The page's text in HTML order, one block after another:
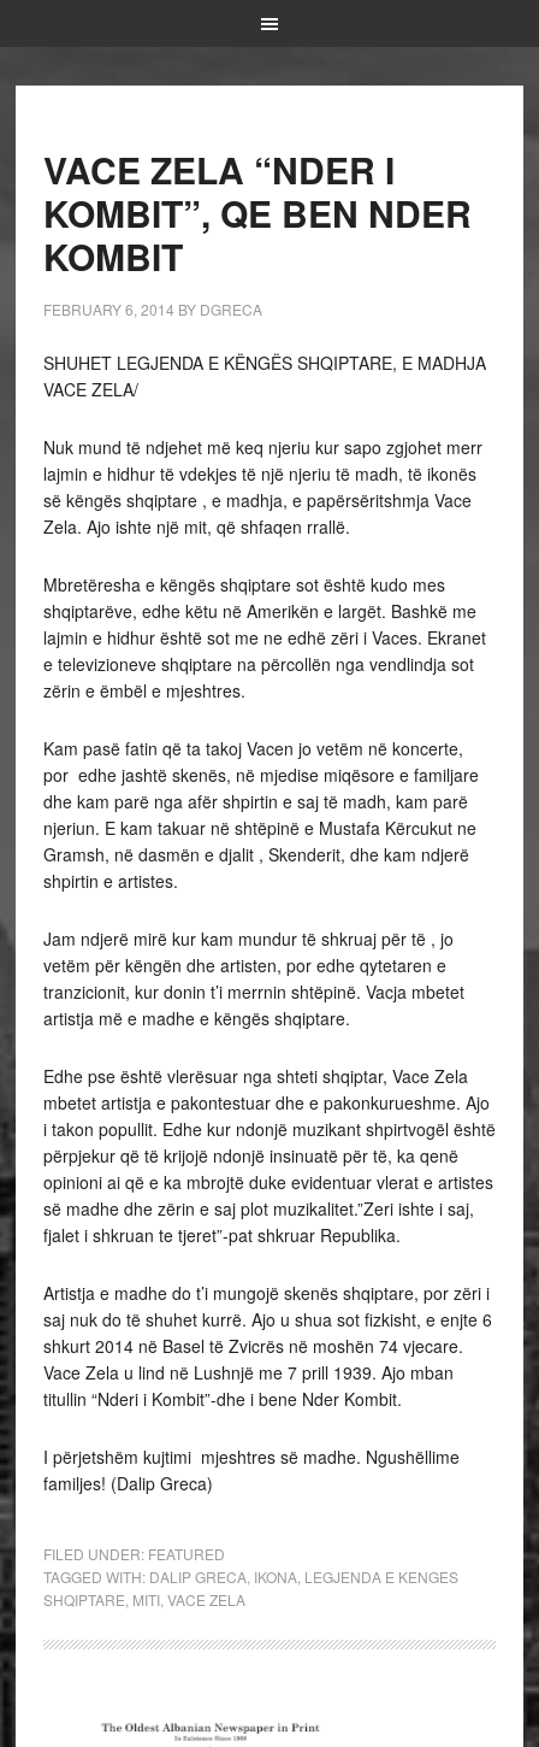
VACE ZELA “NDER I
KOMBIT”, QE BEN NDER
KOMBIT
FEBRUARY 6, 2014 BY DGRECA
SHUHET LEGJENDA E KËNGËS SHQIPTARE, E MADHJA
VACE ZELA/
Nuk mund të ndjehet më keq njeriu kur sapo zgjohet merr
lajmin e hidhur të vdekjes të një njeriu të madh, të ikonës
së këngës shqiptare , e madhja, e papërsëritshmja Vace
Zela. Ajo ishte një mit, që shfaqen rrallë.
Mbretëresha e këngës shqiptare sot është kudo mes
shqiptarëve, edhe këtu në Amerikën e largët. Bashkë me
lajmin e hidhur është sot me ne edhë zëri i Vaces. Ekranet
e televizioneve shqiptare na përcollën nga vendlindja sot
zërin e ëmbël e mjeshtres.
Kam pasë fatin që ta takoj Vacen jo vetëm në koncerte,
por edhe jashtë skenës, në mjedise miqësore e familjare
dhe kam parë nga afër shpirtin e saj të madh, kam parë
njeriun. E kam takuar në shtëpinë e Mustafa Kërcukut ne
Gramsh, në dasmën e djalit , Skenderit, dhe kam ndjerë
shpirtin e artistes.
Jam ndjerë mirë kur kam mundur të shkruaj për të , jo
vetëm për këngën dhe artisten, por edhe qytetaren e
tranzicionit, kur donin t’i merrnin shtëpinë. Vacja mbetet
artistja më e madhe e këngës shqiptare.
Edhe pse është vlerësuar nga shteti shqiptar, Vace Zela
mbetet artistja e pakontestuar dhe e pakonkurueshme. Ajo
i takon popullit. Edhe kur ndonjë muzikant shpirtvogël është
përpjekur që të krijojë ndonjë insinuatë për të, ka qenë
opinioni ai që e ka mbrojtë duke evidentuar vlerat e artistes
së madhe dhe zërin e saj plot muzikalitet.”Zeri ishte i saj,
fjalet i shkruan te tjeret”-pat shkruar Republika.
Artistja e madhe do t’i mungojë skenës shqiptare, por zëri i
saj nuk do të shuhet kurrë. Ajo u shua sot fizkisht, e enjte 6
shkurt 2014 në Basel të Zvicrës në moshën 74 vjecare.
Vace Zela u lind në Lushnjë me 7 prill 1939. Ajo mban
titullin “Nderi i Kombit”-dhe i bene Nder Kombit.
I përjetshëm kujtimi mjeshtres së madhe. Ngushëllime
familjes! (Dalip Greca)
FILED UNDER: FEATURED
TAGGED WITH: DALIP GRECA, IKONA, LEGJENDA E KENGES
SHQIPTARE MITI, VACE ZELA